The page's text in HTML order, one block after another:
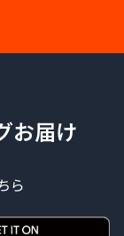
お届け
ら